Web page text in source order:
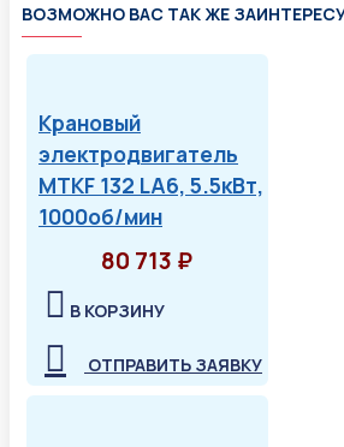
ВОЗМОЖНО ВАС ТАК ЖЕ
Крановый
электродвигатель
MTKF 132 LA6, 5.5кВт,
1000об/мин
80 713 ₽
В КОРЗИНУ
ОТПРАВИТЬ ЗАЯВКУ